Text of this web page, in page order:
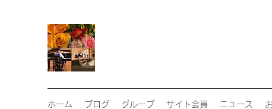
ホーム ブログ グループ サイト会員 ニュース